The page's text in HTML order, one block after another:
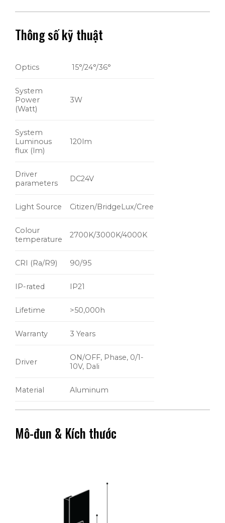
Thông số kỹ thuật
Optics 15°/24°/36°
System
Power
(Watt)
3W
System
Luminous
flux (lm)
120lm
Driver
parameters
DC24V
Light Source Citizen/BridgeLux/Cree
Colour
temperature
2700K/3000K/4000K
CRI (Ra/R9) 90/95
IP-rated IP21
Lifetime >50,000h
Warranty 3 Years
Driver
ON/OFF, Phase, 0/1-
10V, Dali
Material Aluminum
Mô-đun & Kích thước